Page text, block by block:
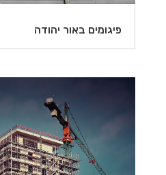
פיגומים באור יהודה